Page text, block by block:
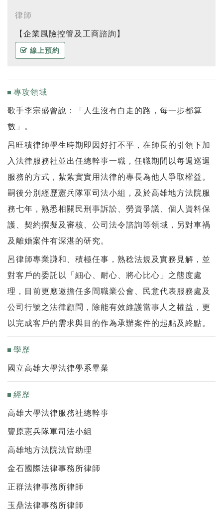
律師
【企業風險控管及工商諮詢】
線上預約
專攻領域
歌手李宗盛曾說：「人生沒有白走的路，每一步都算
數」。
呂旺積律師學生時期即因好打不平，在師長的引領下加
入法律服務社並出任總幹事一職，任職期間以每週巡迴
服務的方式，紮紮實實用法律的專長為他人爭取權益。
嗣後分別經歷憲兵隊軍司法小組，及於高雄地方法院服
務七年，熟悉相關民刑事訴訟、勞資爭議、個人資料保
護、契約撰擬及審核、公司法令諮詢等領域，另對車禍
及離婚案件有深湛的研究。
呂律師專業謙和、積極任事，熟稔法規及實務見解，並
對客戶的委託以「細心、耐心、將心比心」之態度處
理，目前更應邀擔任多間職業公會、民意代表服務處及
公司行號之法律顧問，除能有效維護當事人之權益，更
以完成客戶的需求與目的作為承辦案件的起點及終點。
學歷
國立高雄大學法律學系畢業
經歷
高雄大學法律服務社總幹事
豐原憲兵隊軍司法小組
高雄地方法院法官助理
金石國際法律事務所律師
正群法律事務所律師
玉鼎法律事務所律師